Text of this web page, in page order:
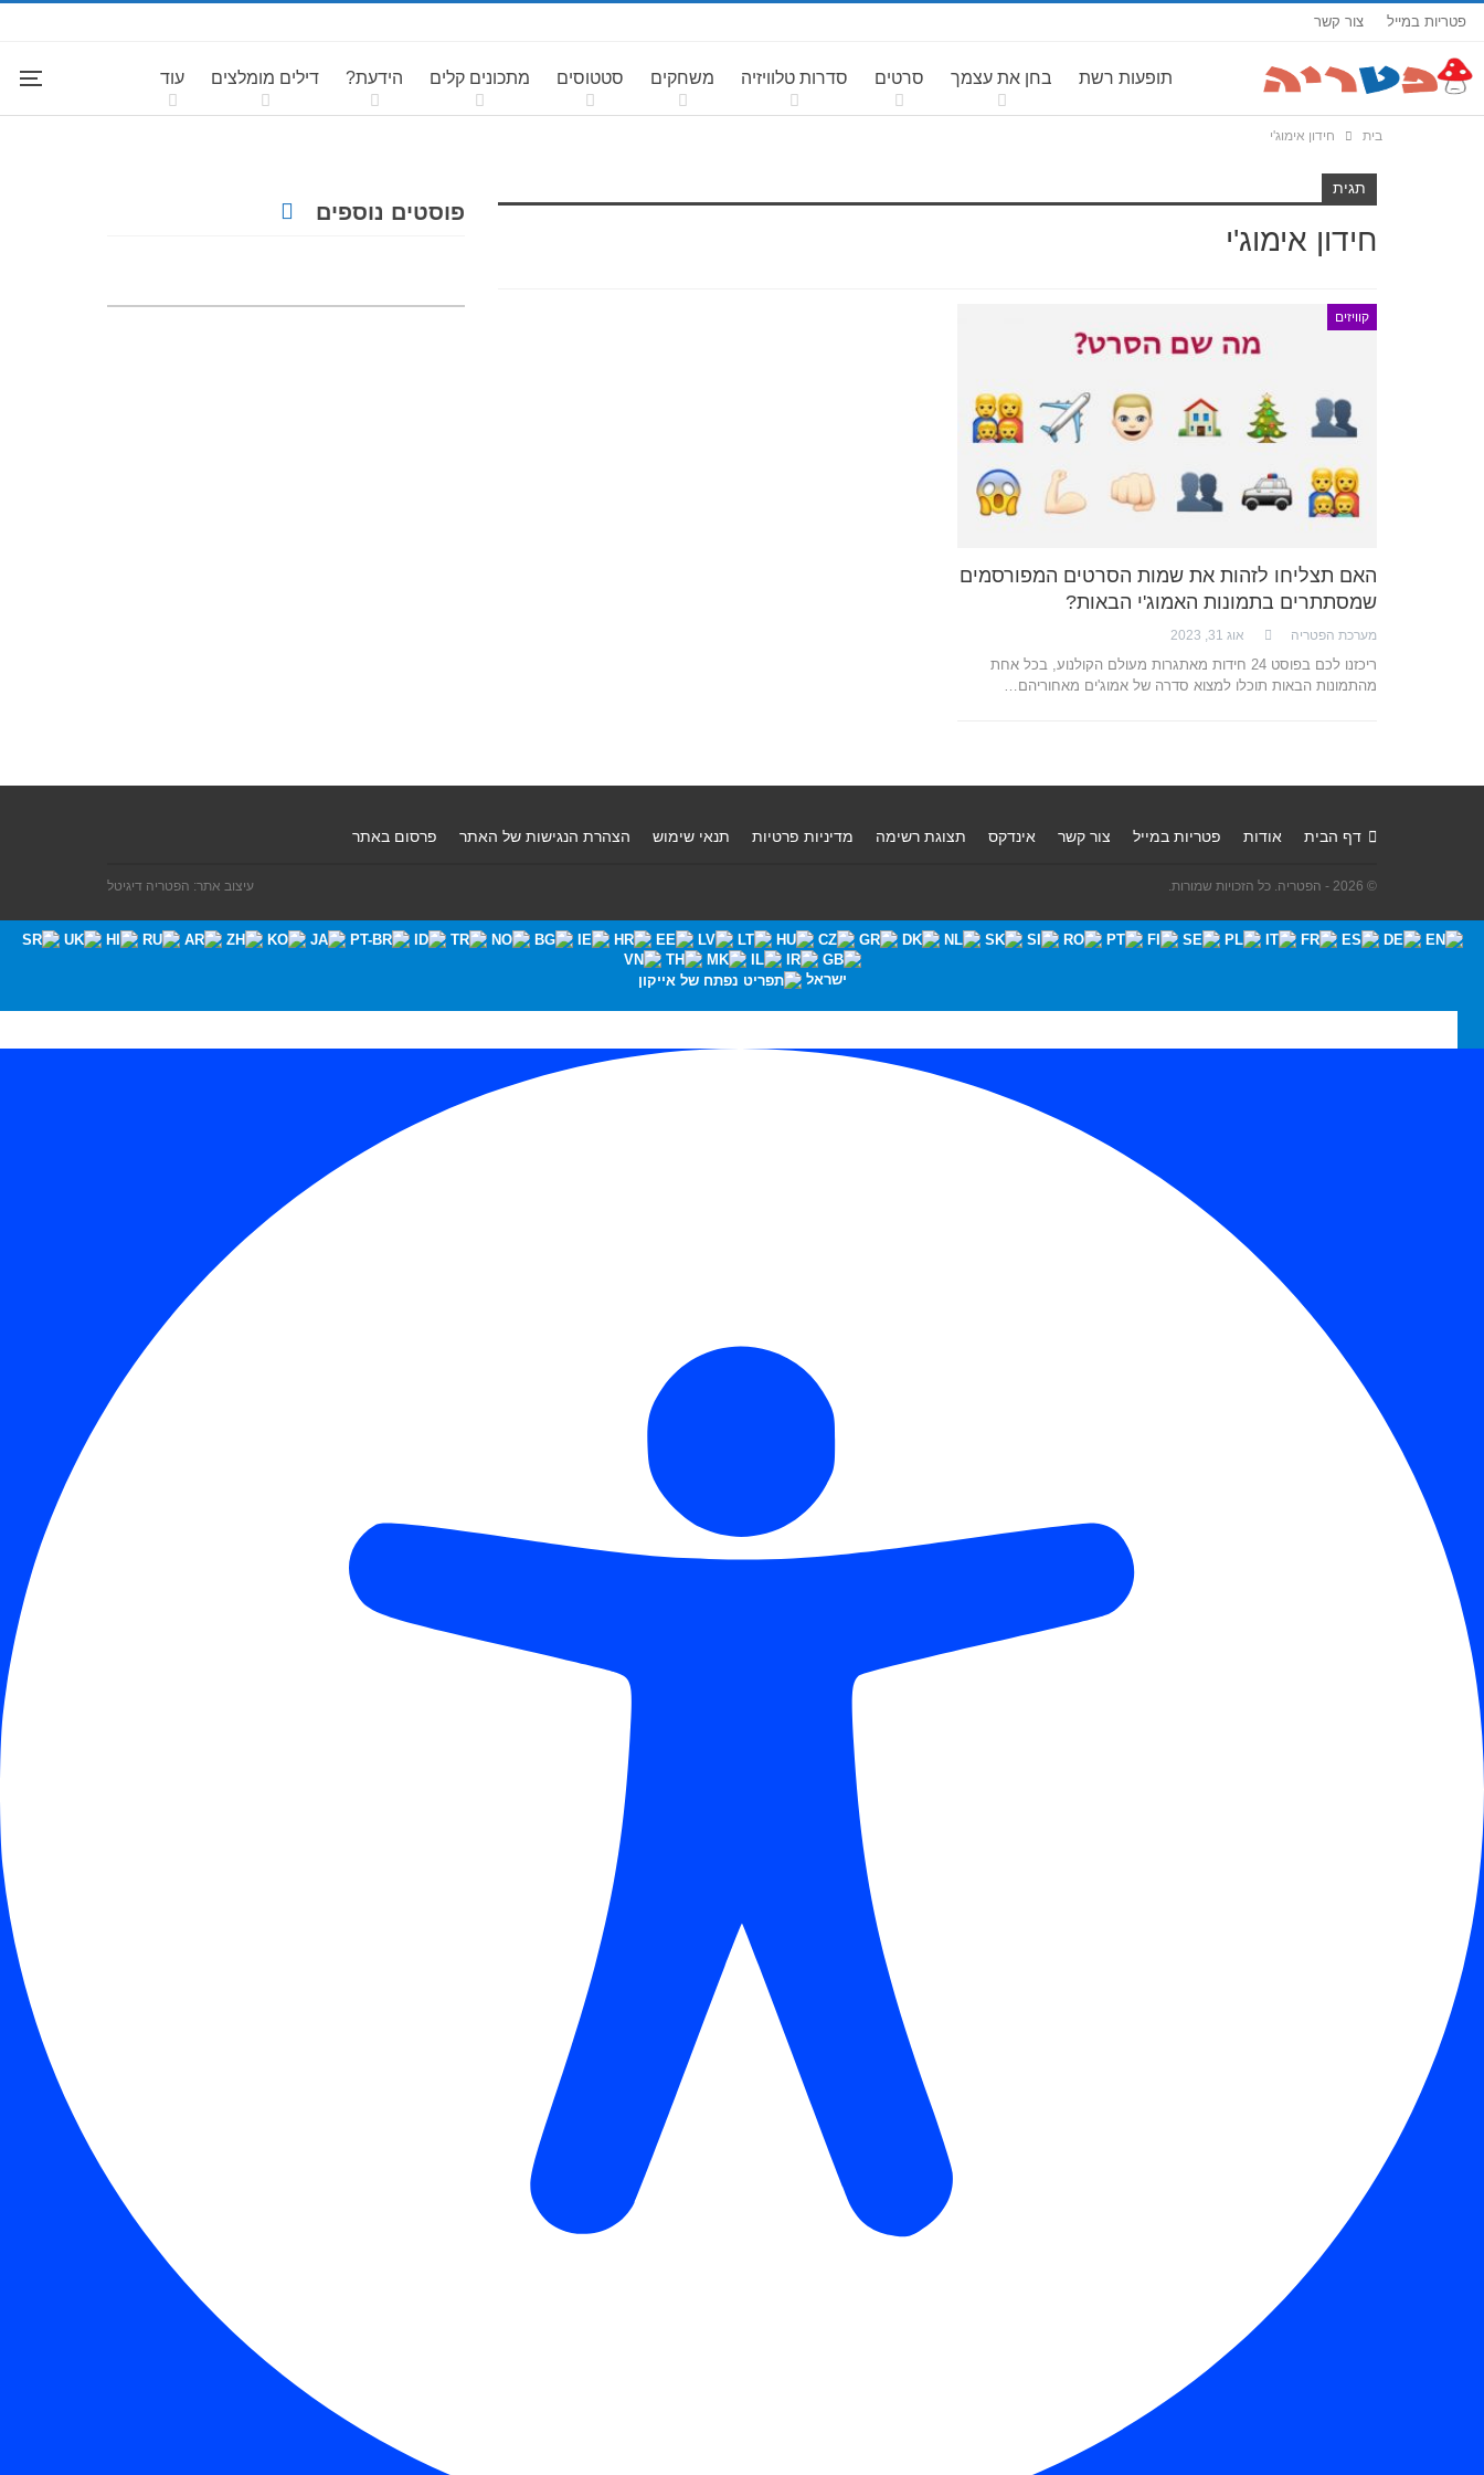
פטריות במייל צור קשר
תופעות רשת בחן את עצמך סרטים סדרות טלוויזיה משחקים סטטוסים מתכונים קלים הידעת? דילים מומלצים עוד
בית חידון אימוג'י
תגית
חידון אימוג'י
קוויזים
האם תצליחו לזהות את שמות הסרטים המפורסמים
שמסתתרים בתמונות האמוג'י הבאות?
מערכת הפטריה אוג 31, 2023
ריכזנו לכם בפוסט 24 חידות מאתגרות מעולם הקולנוע, בכל אחת
מהתמונות הבאות תוכלו למצוא סדרה של אמוג'ים מאחוריהם…
פוסטים נוספים
דף הבית אודות פטריות במייל צור קשר אינדקס תצוגת רשימה מדיניות פרטיות תנאי שימוש הצהרת הנגישות של האתר פרסום באתר
© 2026 - הפטריה. כל הזכויות שמורות. עיצוב אתר: הפטריה דיגיטל
ישראל